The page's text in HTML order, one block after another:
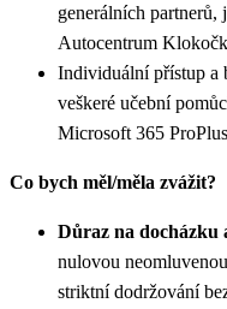
generálních partnerů,
Autocentrum
Individuální přístup a
veškeré učební
Microsoft 365
Co bych měl/měla zvážit?
Důraz na docházku
nulovou
striktní dodržování